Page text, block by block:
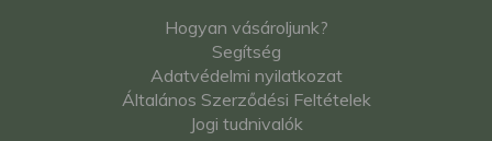
Hogyan vásároljunk?
Segítség
Adatvédelmi nyilatkozat
Általános Szerződési Feltételek
Jogi tudnivalók